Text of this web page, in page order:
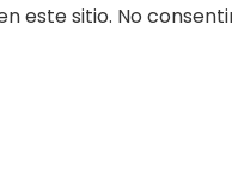
este sitio. No